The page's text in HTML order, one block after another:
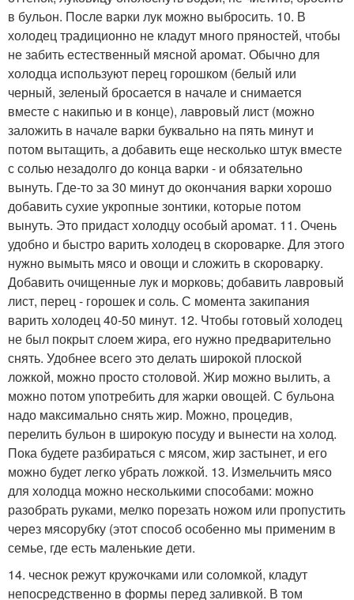
в бульон. После варки лук можно выбросить. 10. В
холодец традиционно не кладут много пряностей, чтобы
не забить естественный мясной аромат. Обычно для
холодца используют перец горошком (белый или
черный, зеленый бросается в начале и снимается
вместе с накипью и в конце), лавровый лист (можно
заложить в начале варки буквально на пять минут и
потом вытащить, а добавить еще несколько штук вместе
с солью незадолго до конца варки - и обязательно
вынуть. Где-то за 30 минут до окончания варки хорошо
добавить сухие укропные зонтики, которые потом
вынуть. Это придаст холодцу особый аромат. 11. Очень
удобно и быстро варить холодец в скороварке. Для этого
нужно вымыть мясо и овощи и сложить в скороварку.
Добавить очищенные лук и морковь; добавить лавровый
лист, перец - горошек и соль. С момента закипания
варить холодец 40-50 минут. 12. Чтобы готовый холодец
не был покрыт слоем жира, его нужно предварительно
снять. Удобнее всего это делать широкой плоской
ложкой, можно просто столовой. Жир можно вылить, а
можно потом употребить для жарки овощей. С бульона
надо максимально снять жир. Можно, процедив,
перелить бульон в широкую посуду и вынести на холод.
Пока будете разбираться с мясом, жир застынет, и его
можно будет легко убрать ложкой. 13. Измельчить мясо
для холодца можно несколькими способами: можно
разобрать руками, мелко порезать ножом или пропустить
через мясорубку (этот способ особенно мы применим в
семье, где есть маленькие дети.
14. чеснок режут кружочками или соломкой, кладут
непосредственно в формы перед заливкой. В том